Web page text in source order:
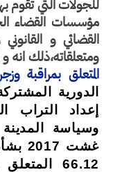
للجولات التي تقوم
مؤسسات القضاء
القضائي و
ومتعلقاته،ذلك انه
المتعلق بمراقبة
الدورية
إعداد التراب
غشت
66.12